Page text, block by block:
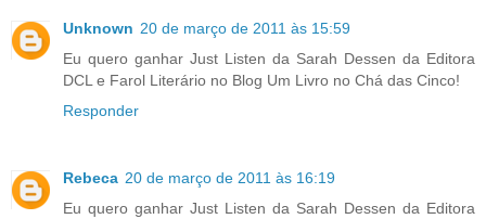
Unknown 20 de março de 2011 às 15:59
Eu quero ganhar Just Listen da Sarah Dessen da Editora
DCL e Farol Literário no Blog Um Livro no Chá das Cinco!
Responder
Rebeca 20 de março de 2011 às 16:19
Eu quero ganhar Just Listen da Sarah Dessen da Editora